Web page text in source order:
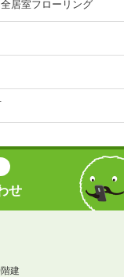
居室フローリング
せ
建